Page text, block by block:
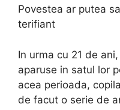
Povestea ar putea
terifiant
In urma cu 21 de
aparuse in satul lor
acea perioada,
de facut o serie de